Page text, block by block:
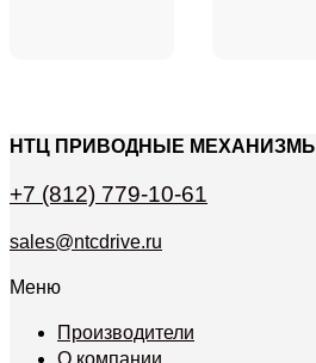
НТЦ ПРИВОДНЫЕ МЕХАНИЗМЫ
+7 (812) 779-10-61
sales@ntcdrive.ru
Меню
Производители
О компании